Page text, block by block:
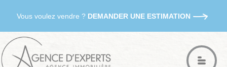
Vous voulez vendre ? DEMANDER UNE ESTIMATION